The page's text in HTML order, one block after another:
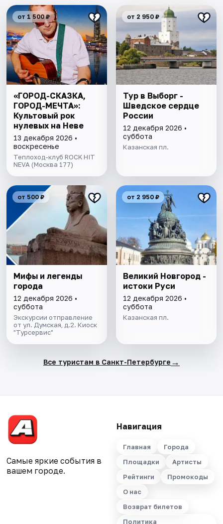
от 1 500 ₽
«ГОРОД-СКАЗКА,
ГОРОД-МЕЧТА»:
Культовый рок
нулевых на Неве
13 декабря 2026 •
воскресенье
Теплоход-клуб ROCK HIT
NEVA (Москва 177)
от 2 950 ₽
Тур в Выборг -
Шведское сердце
России
12 декабря 2026 •
суббота
Казанская пл.
от 500 ₽
Мифы и легенды
города
12 декабря 2026 •
суббота
Экскурсии отправление
от ул. Думская, д.2. Киоск
"Турсервис"
от 2 950 ₽
Великий Новгород -
истоки Руси
12 декабря 2026 •
суббота
Казанская пл.
Все туристам в Санкт-Петербурге →
Самые яркие события в
вашем городе.
Навигация
Главная
Города
Площадки
Артисты
Рейтинги
Промокоды
О нас
Возврат билетов
Политика